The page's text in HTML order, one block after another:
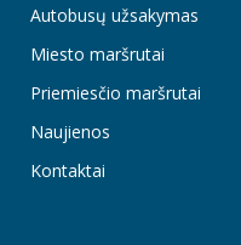
Autobusų užsakymas
Miesto maršrutai
Priemiesčio maršrutai
Naujienos
Kontaktai